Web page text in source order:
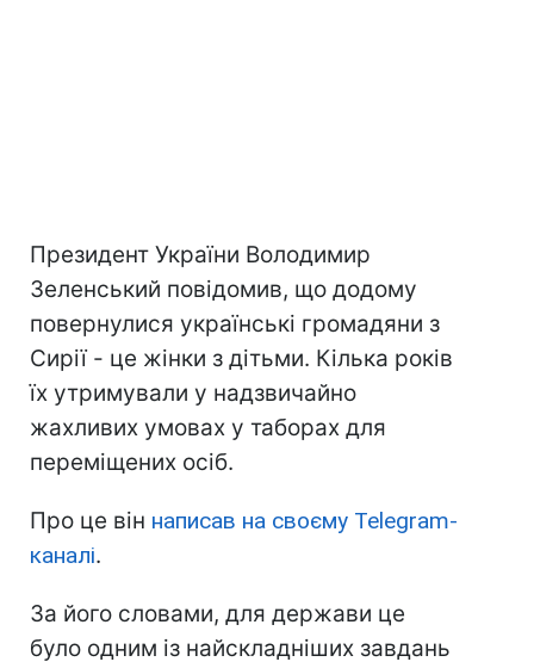
Президент України Володимир
Зеленський повідомив, що додому
повернулися українські громадяни з
Сирії - це жінки з дітьми. Кілька років
їх утримували у надзвичайно
жахливих умовах у таборах для
переміщених осіб.
Про це він написав на своєму Telegram-
каналі.
За його словами, для держави це
було одним із найскладніших завдань